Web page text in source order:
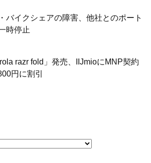
バイクシェアの障害、他社とのポート
時停止
razr fold」発売、IIJmioにMNP契約
円に割引